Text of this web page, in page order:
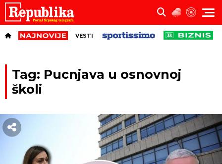
VESTI
Tag: Pucnjava u osnovnoj
školi